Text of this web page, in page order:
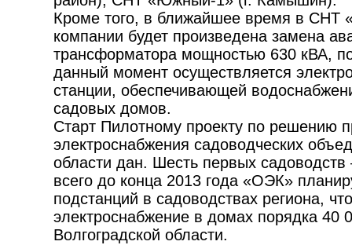
Кроме того, в ближайшее время в СНТ
компании будет произведена замена
трансформатора мощностью 630 кВА,
данный момент осуществляется
станции, обеспечивающей
садовых домов.
Старт Пилотному проекту по решению
электроснабжения садоводческих
области дан. Шесть первых садоводств
всего до конца 2013 года «ОЭК»
подстанций в садоводствах региона,
электроснабжение в домах порядка 40
Волгоградской области.